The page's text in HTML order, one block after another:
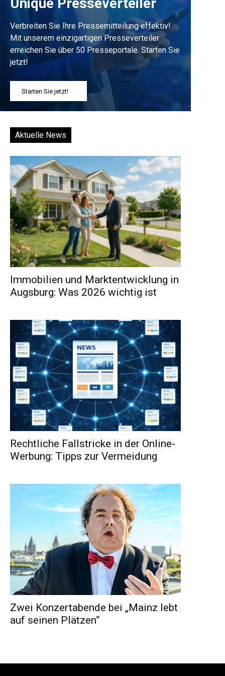
Verbreiten Sie Ihre Pressemitteilung effektiv!
Mit unserem einzigartigen Presseverteiler
erreichen Sie über 50 Presseportale. Starten Sie
jetzt!
Starten Sie jetzt!
Aktuelle News
Immobilien und Marktentwicklung in
Augsburg: Was 2026 wichtig ist
Rechtliche Fallstricke in der Online-
Werbung: Tipps zur Vermeidung
Zwei Konzertabende bei „Mainz lebt
auf seinen Plätzen“